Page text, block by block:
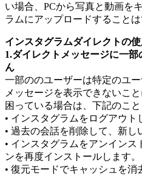
い場合、PCから写真と動画を
ラムにアップロードすることは
インスタグラムダイレクトの
1.ダイレクトメッセージに一
ん
一部ののユーザーは特定のユ
メッセージを表示できないこ
困っている場合は、下記のこ
• インスタグラムをログアウト
• 過去の会話を削除して、新し
• インスタグラムをアンイン
ンを再度インストールします。
• 復元モードでキャッシュを消